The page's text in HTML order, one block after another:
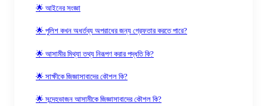
🌟 আইনের সংজ্ঞা
🌟 পুলিশ কখন অধর্তব্য অপরাধের জন্য গ্রেফতার করতে পারে?
🌟 আসামীর মিথ্যা তথ্য নিরূপণ করার পদ্ধতি কি?
🌟 সাক্ষীকে জিজ্ঞাসাবাদের কৌশল কি?
🌟 সন্দেহভাজন আসামীকে জিজ্ঞাসাবাদের কৌশল কি?